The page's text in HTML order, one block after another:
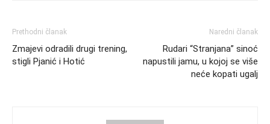
Prethodni članak
Zmajevi odradili drugi trening,
stigli Pjanić i Hotić
Naredni članak
Rudari “Stranjana” sinoć
napustili jamu, u kojoj se više
neće kopati ugalj